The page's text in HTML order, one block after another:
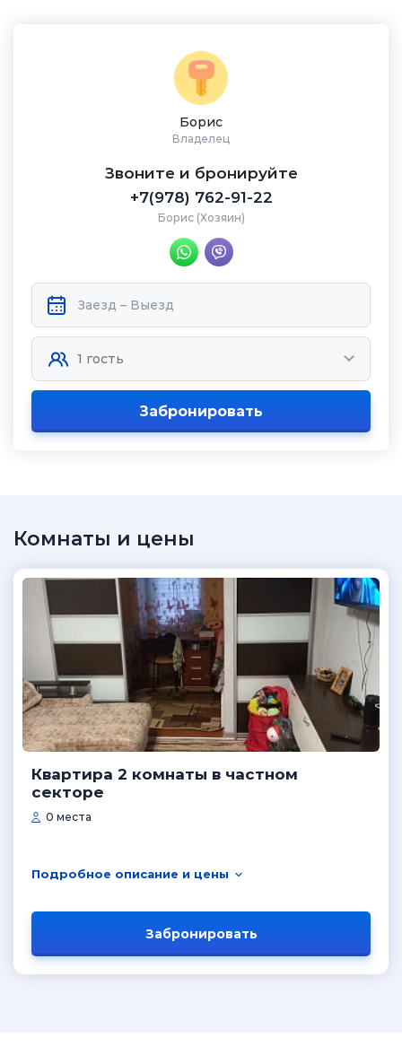
Борис
Владелец
Звоните и бронируйте
+7(978) 762-91-22
Борис (Хозяин)
Забронировать
Комнаты и цены
Квартира 2 комнаты в частном
секторе
0 места
Подробное описание и цены
Забронировать